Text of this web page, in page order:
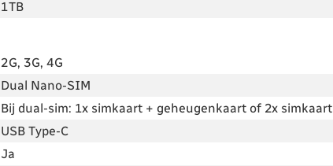
1TB
2G, 3G, 4G
Dual Nano-SIM
Bij dual-sim: 1x simkaart + geheugenkaart of 2x simkaart
USB Type-C
Ja